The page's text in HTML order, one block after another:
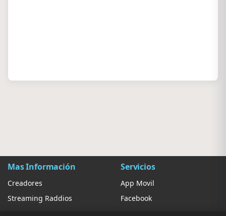
Mas Información
Creadores
Streaming Raddios
Servicios
App Movil
Facebook